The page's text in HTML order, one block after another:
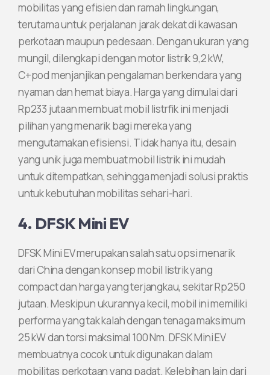
mobilitas yang efisien dan ramah lingkungan,
terutama untuk perjalanan jarak dekat di kawasan
perkotaan maupun pedesaan. Dengan ukuran yang
mungil, dilengkapi dengan motor listrik 9,2 kW,
C+pod menjanjikan pengalaman berkendara yang
nyaman dan hemat biaya. Harga yang dimulai dari
Rp233 jutaan membuat mobil listrfik ini menjadi
pilihan yang menarik bagi mereka yang
mengutamakan efisiensi. Tidak hanya itu, desain
yang unik juga membuat mobil listrik ini mudah
untuk ditempatkan, sehingga menjadi solusi praktis
untuk kebutuhan mobilitas sehari-hari.
4. DFSK Mini EV
DFSK Mini EV merupakan salah satu opsi menarik
dari China dengan konsep mobil listrik yang
compact dan harga yang terjangkau, sekitar Rp250
jutaan. Meskipun ukurannya kecil, mobil ini memiliki
performa yang tak kalah dengan tenaga maksimum
25 kW dan torsi maksimal 100 Nm. DFSK Mini EV
membuatnya cocok untuk digunakan dalam
mobilitas perkotaan yang padat. Kelebihan lain dari